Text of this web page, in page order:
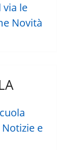
via le
Novità